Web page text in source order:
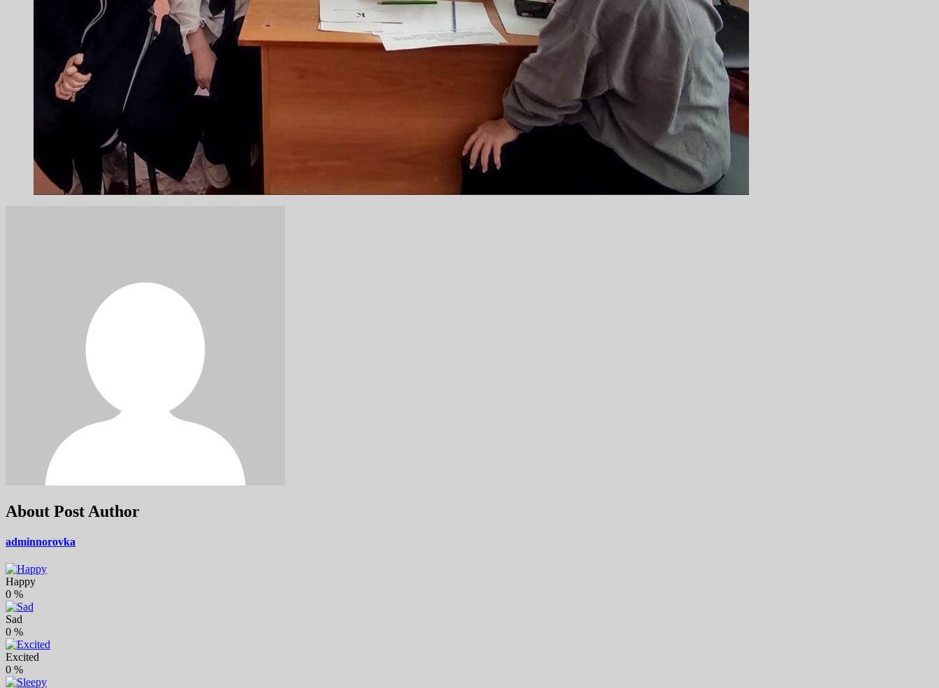
About Post Author
adminnorovka
Happy
0 %
Sad
0 %
Excited
0 %